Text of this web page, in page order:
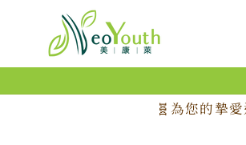
跳至內
🧬為您的摯